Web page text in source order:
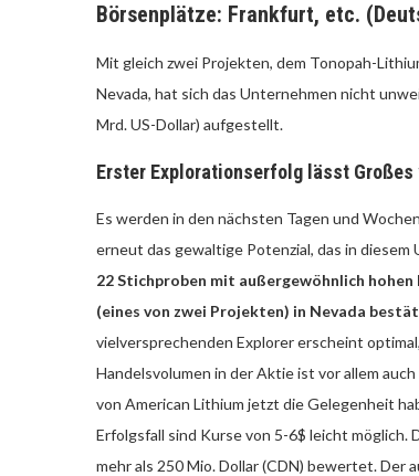
Börsenplätze: Frankfurt, etc.
Mit gleich zwei Projekten, dem Tonopah-
Nevada, hat sich das Unternehmen nicht
Mrd. US-Dollar) aufgestellt.
Erster Explorationserfolg lässt Großes
Es werden in den nächsten Tagen und
erneut das gewaltige Potenzial, das in
22 Stichproben mit außergewöhnlich
(eines von zwei Projekten) in Nevada
vielversprechenden Explorer erscheint
Handelsvolumen in der Aktie ist vor allem
von American Lithium jetzt die Gelegenheit
Erfolgsfall sind Kurse von 5-6$ leicht möglich.
mehr als 250 Mio. Dollar (CDN) bewertet.